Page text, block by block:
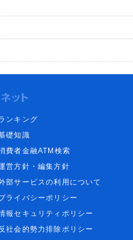
ンキング
礎知識
費者金融ATM検索
営方針・編集方針
部サービスの利用について
ライバシーポリシー
報セキュリティポリシー
社会的勢力排除ポリシー